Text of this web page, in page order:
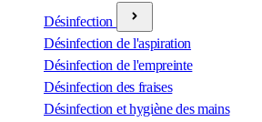
Désinfection
Désinfection de l'aspiration
Désinfection de l'empreinte
Désinfection des fraises
Désinfection et hygiène des mains